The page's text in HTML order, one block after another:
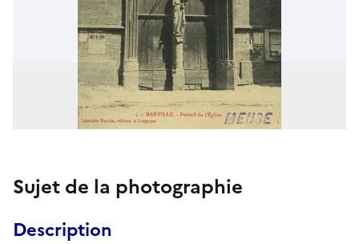
Sujet de la photographie
Description